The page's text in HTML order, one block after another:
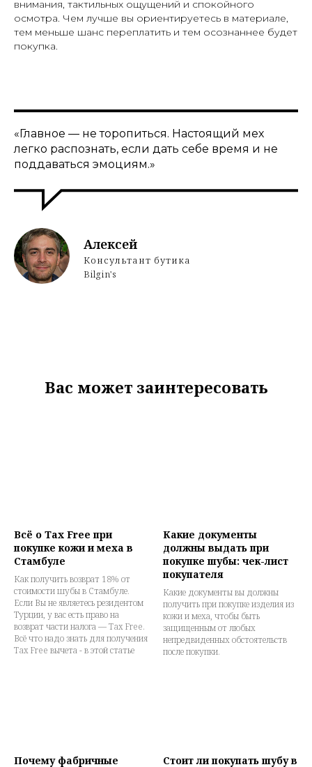
внимания, тактильных ощущений и спокойного
осмотра. Чем лучше вы ориентируетесь в материале,
тем меньше шанс переплатить и тем осознаннее будет
покупка.
«Главное — не торопиться. Настоящий мех
легко распознать, если дать себе время и не
поддаваться эмоциям.»
Алексей
Консультант бутика
Bilgin's
Вас может заинтересовать
Всё о Tax Free при
покупке кожи и меха в
Стамбуле
Как получить возврат 18% от
стоимости шубы в Стамбуле.
Если Вы не являетесь резидентом
Турции, у вас есть право на
возврат части налога — Tax Free.
Всё что надо знать для получения
Tax Free вычета - в этой статье
Какие документы
должны выдать при
покупке шубы: чек-лист
покупателя
Какие документы вы должны
получить при покупке изделия из
кожи и меха, чтобы быть
защищенным от любых
непредвиденных обстоятельств
после покупки.
Почему фабричные
Стоит ли покупать шубу в